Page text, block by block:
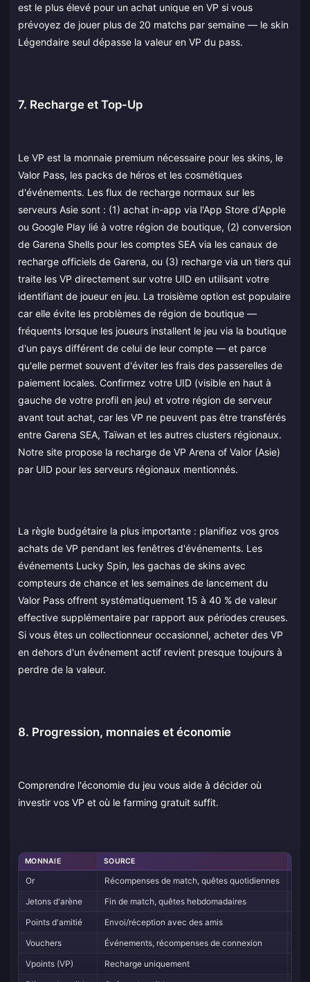
est le plus élevé pour un achat unique en VP si vous
prévoyez de jouer plus de 20 matchs par semaine — le skin
Légendaire seul dépasse la valeur en VP du pass.
7. Recharge et Top-Up
Le VP est la monnaie premium nécessaire pour les skins, le
Valor Pass, les packs de héros et les cosmétiques
d'événements. Les flux de recharge normaux sur les
serveurs Asie sont : (1) achat in-app via l'App Store d'Apple
ou Google Play lié à votre région de boutique, (2) conversion
de Garena Shells pour les comptes SEA via les canaux de
recharge officiels de Garena, ou (3) recharge via un tiers qui
traite les VP directement sur votre UID en utilisant votre
identifiant de joueur en jeu. La troisième option est populaire
car elle évite les problèmes de région de boutique —
fréquents lorsque les joueurs installent le jeu via la boutique
d'un pays différent de celui de leur compte — et parce
qu'elle permet souvent d'éviter les frais des passerelles de
paiement locales. Confirmez votre UID (visible en haut à
gauche de votre profil en jeu) et votre région de serveur
avant tout achat, car les VP ne peuvent pas être transférés
entre Garena SEA, Taïwan et les autres clusters régionaux.
Notre site propose la recharge de VP Arena of Valor (Asie)
par UID pour les serveurs régionaux mentionnés.
La règle budgétaire la plus importante : planifiez vos gros
achats de VP pendant les fenêtres d'événements. Les
événements Lucky Spin, les gachas de skins avec
compteurs de chance et les semaines de lancement du
Valor Pass offrent systématiquement 15 à 40 % de valeur
effective supplémentaire par rapport aux périodes creuses.
Si vous êtes un collectionneur occasionnel, acheter des VP
en dehors d'un événement actif revient presque toujours à
perdre de la valeur.
8. Progression, monnaies et économie
Comprendre l'économie du jeu vous aide à décider où
investir vos VP et où le farming gratuit suffit.
MONNAIE SOURCE
Or Récompenses de match, quêtes quotidiennes
Jetons d'arène
Fin de match, quêtes hebdomadaires
Points d'amitié
Envoi/réception avec des amis
Vouchers
Événements, récompenses de connexion
Vpoints (VP)
Recharge uniquement